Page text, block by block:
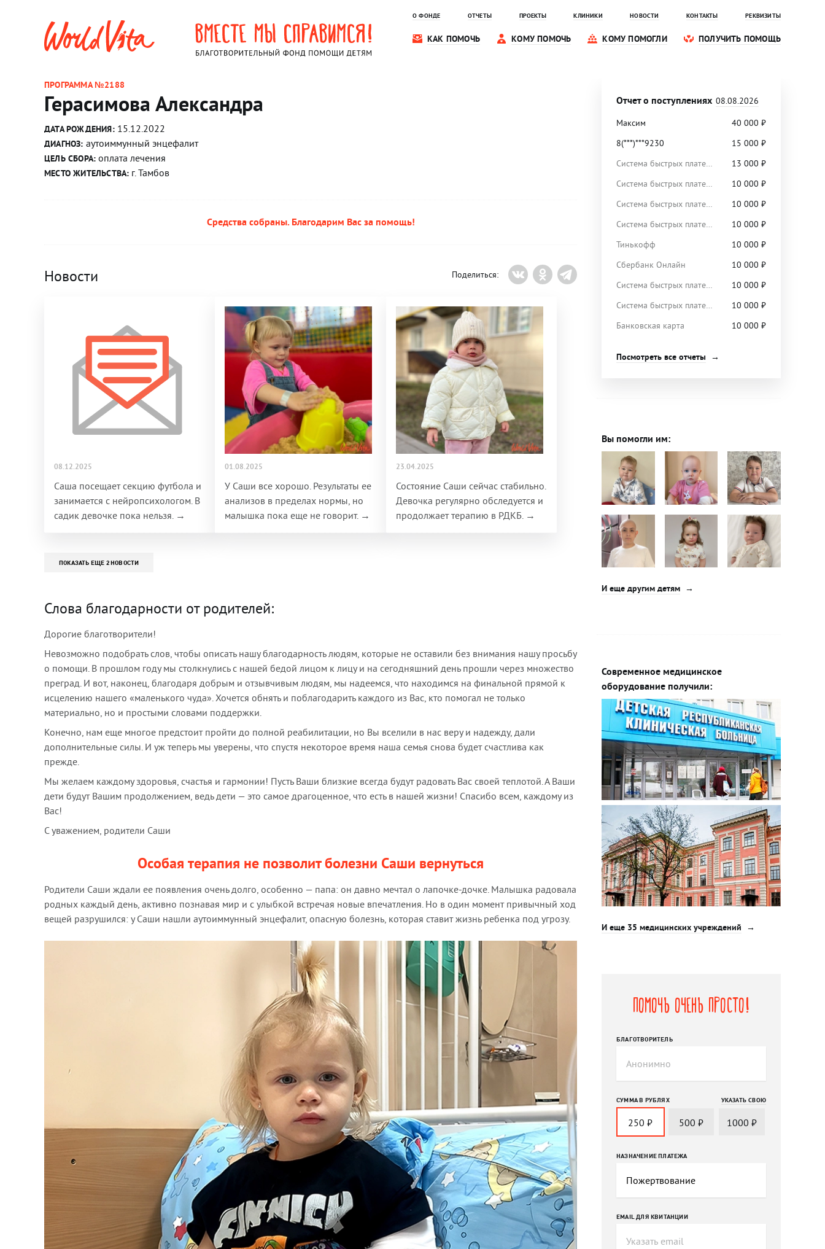
О ФОНДЕ ОТЧЕТЫ ПРОЕКТЫ КЛИНИКИ НОВОСТИ КОНТАКТЫ РЕКВИЗИТЫ
КАК ПОМОЧЬ КОМУ ПОМОЧЬ КОМУ ПОМОГЛИ ПОЛУЧИТЬ ПОМОЩЬ
ПРОГРАММА №2188
Герасимова Александра
ДАТА РОЖДЕНИЯ:15.12.2022
ДИАГНОЗ: аутоиммунный энцефалит
ЦЕЛЬ СБОРА: оплата лечения
МЕСТО ЖИТЕЛЬСТВА: г. Тамбов
Средства собраны. Благодарим Вас за помощь!
Поделиться:
Новости
08.12.2025
Саша посещает секцию футбола и
занимается с нейропсихологом. В
садик девочке пока нельзя. →
01.08.2025
У Саши все хорошо. Результаты ее
анализов в пределах нормы, но
малышка пока еще не говорит. →
23.04.2025
Состояние Саши сейчас стабильно.
Девочка регулярно обследуется и
продолжает терапию в РДКБ. →
ПОКАЗАТЬ ЕЩЕ 2 НОВОСТИ
Слова благодарности от родителей:
Дорогие благотворители!
Невозможно подобрать слов, чтобы описать нашу благодарность людям, которые не оставили без внимания нашу просьбу
о помощи. В прошлом году мы столкнулись с нашей бедой лицом к лицу и на сегодняшний день прошли через множество
преград. И вот, наконец, благодаря добрым и отзывчивым людям, мы надеемся, что находимся на финальной прямой к
исцелению нашего «маленького чуда». Хочется обнять и поблагодарить каждого из Вас, кто помогал не только
материально, но и простыми словами поддержки.
Конечно, нам еще многое предстоит пройти до полной реабилитации, но Вы вселили в нас веру и надежду, дали
дополнительные силы. И уж теперь мы уверены, что спустя некоторое время наша семья снова будет счастлива как
прежде.
Мы желаем каждому здоровья, счастья и гармонии! Пусть Ваши близкие всегда будут радовать Вас своей теплотой. А Ваши
дети будут Вашим продолжением, ведь дети — это самое драгоценное, что есть в нашей жизни! Спасибо всем, каждому из
Вас!
С уважением, родители Саши
Особая терапия не позволит болезни Саши вернуться
Родители Саши ждали ее появления очень долго, особенно — папа: он давно мечтал о лапочке-дочке. Малышка радовала
родных каждый день, активно познавая мир и с улыбкой встречая новые впечатления. Но в один момент привычный ход
вещей разрушился: у Саши нашли аутоиммунный энцефалит, опасную болезнь, которая ставит жизнь ребенка под угрозу.
Отчет о поступлениях 08.08.2026
Максим
40 000 ₽
8(***)***9230
15 000 ₽
Система быстрых платежей
13 000 ₽
Система быстрых платежей
10 000 ₽
Система быстрых платежей
10 000 ₽
Система быстрых платежей
10 000 ₽
Тинькофф
10 000 ₽
Сбербанк Онлайн
10 000 ₽
Система быстрых платежей
10 000 ₽
Система быстрых платежей
10 000 ₽
Банковская карта
10 000 ₽
Посмотреть все отчеты
Вы помогли им:
И еще другим детям
Современное медицинское
оборудование получили:
И еще 35 медицинских учреждений
Помочь очень просто!
БЛАГОТВОРИТЕЛЬ
СУММА В РУБЛЯХ
250₽ 500 ₽ 1000₽
УКАЗАТЬ СВОЮ
НАЗНАЧЕНИЕ ПЛАТЕЖА
EMAIL ДЛЯ КВИТАНЦИИ